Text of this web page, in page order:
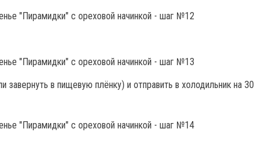
в пищевую плёнку) и отправить в холодильник на 30